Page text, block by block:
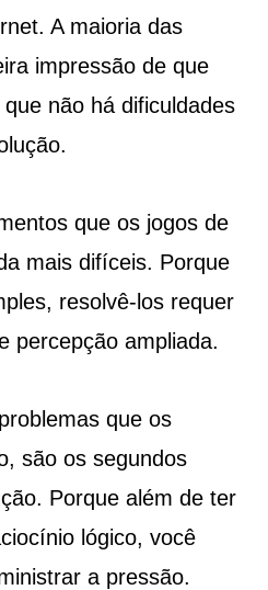
A maioria das
impressão de que
não há dificuldades
que os jogos de
mais difíceis. Porque
resolvê-los requer
percepção ampliada.
que os
são os segundos
Porque além de ter
lógico, você
a pressão.